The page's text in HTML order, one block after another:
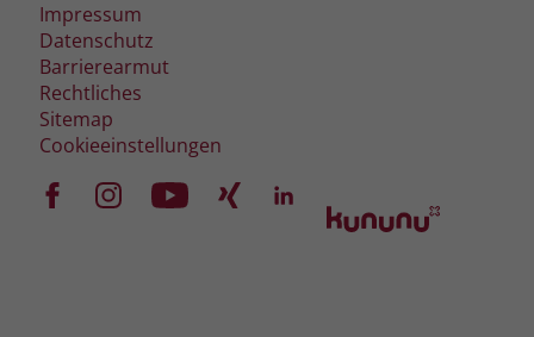
Impressum
Datenschutz
Barrierearmut
Rechtliches
Sitemap
Cookieeinstellungen